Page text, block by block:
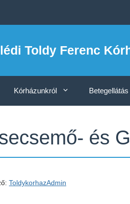
Toldy Ferenc
Kórházunkról Betegellátás
és
ToldykorhazAdmin